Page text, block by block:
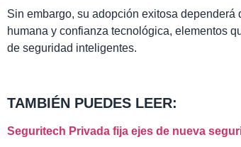
Sin embargo, su adopción exitosa
humana y confianza tecnológica, elementos
de seguridad inteligentes.
TAMBIÉN PUEDES LEER:
Seguritech Privada fija ejes de nueva